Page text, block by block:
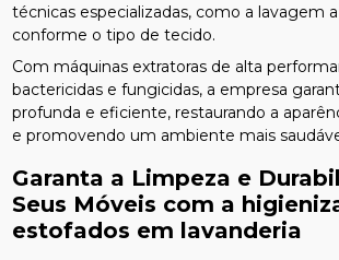
técnicas especializadas, como a lavagem
conforme o tipo de tecido.
Com máquinas extratoras de alta
bactericidas e fungicidas, a empresa
profunda e eficiente, restaurando a
e promovendo um ambiente mais
Garanta a Limpeza e
Seus Móveis com a
estofados em lavanderia